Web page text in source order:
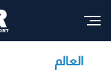
العالم